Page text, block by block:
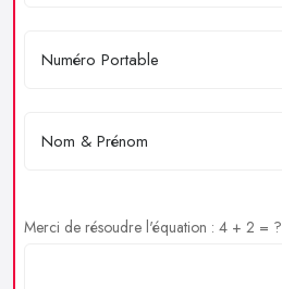
Merci de résoudre l'équation : 4 + 2 = ?